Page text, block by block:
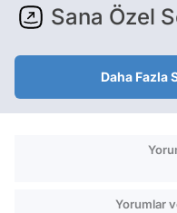
Sana Özel
Daha Fazla
Yorumlar